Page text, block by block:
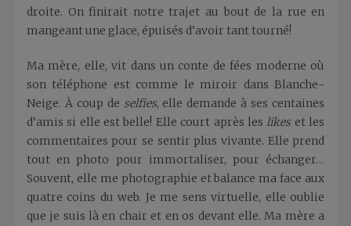
droite. On finirait notre trajet au bout de la rue en
mangeant une glace, épuisés d’avoir tant tourné!
Ma mère, elle, vit dans un conte de fées moderne où
son téléphone est comme le miroir dans Blanche-
Neige. À coup de selfies, elle demande à ses centaines
d’amis si elle est belle! Elle court après les likes et les
commentaires pour se sentir plus vivante. Elle prend
tout en photo pour immortaliser, pour échanger…
Souvent, elle me photographie et balance ma face aux
quatre coins du web. Je me sens virtuelle, elle oublie
que je suis là en chair et en os devant elle. Ma mère a